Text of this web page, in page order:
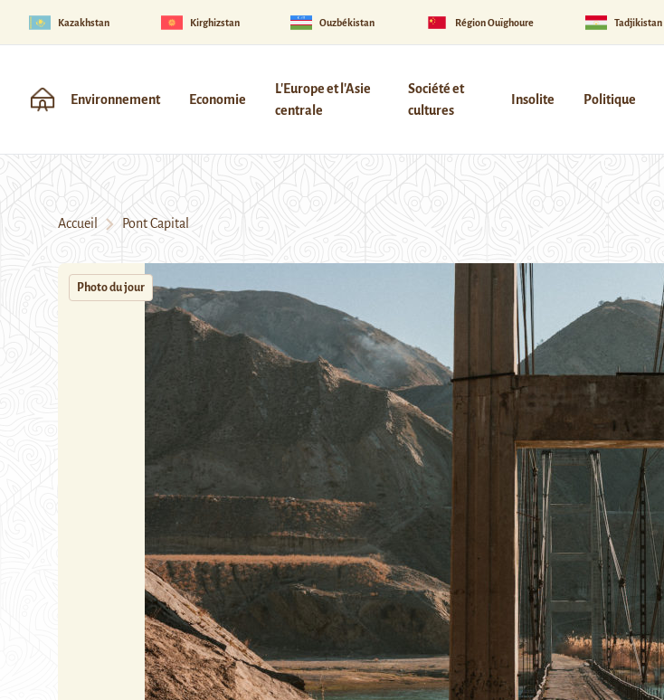
Kazakhstan Kirghizstan Ouzbékistan Région Ouïghoure Tadjikistan
Environnement Economie
L'Europe et l'Asie
centrale
Société et
cultures
Insolite Politique
Accueil Pont Capital
Photo du jour